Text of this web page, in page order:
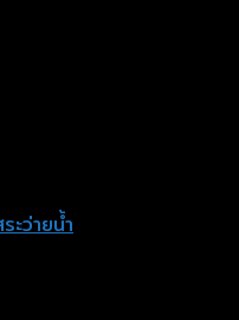
ะว่ายน้ำ